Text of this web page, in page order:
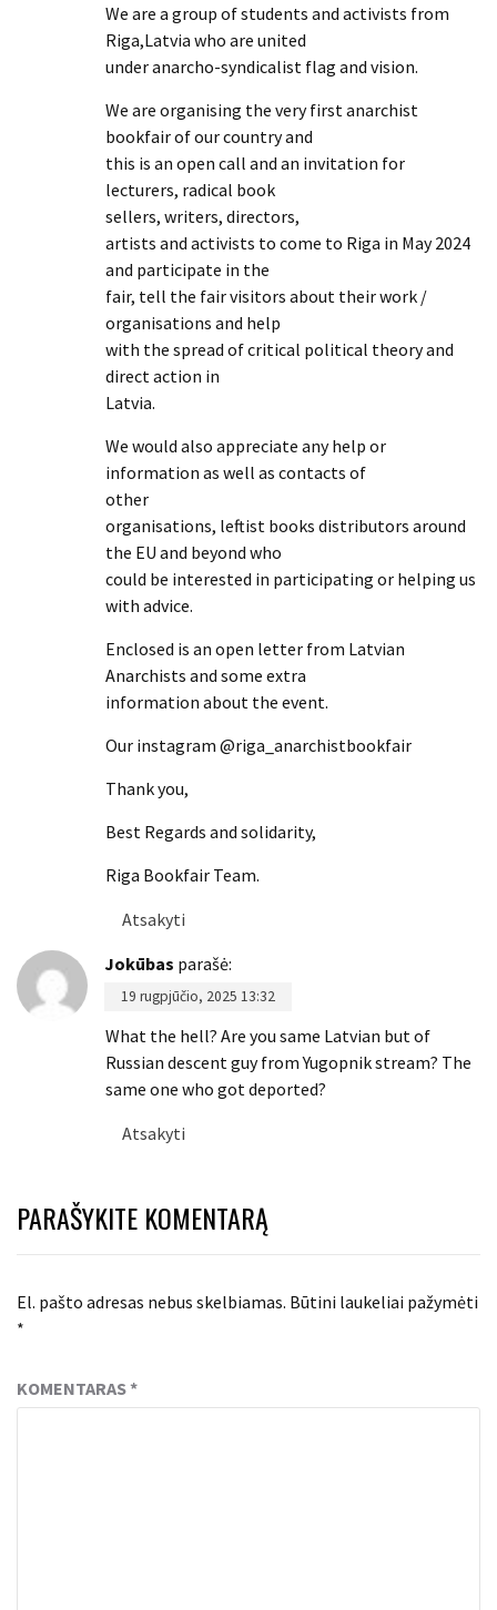
We are a group of students and activists from
Riga,Latvia who are united
under anarcho-syndicalist flag and vision.
We are organising the very first anarchist
bookfair of our country and
this is an open call and an invitation for
lecturers, radical book
sellers, writers, directors,
artists and activists to come to Riga in May 2024
and participate in the
fair, tell the fair visitors about their work /
organisations and help
with the spread of critical political theory and
direct action in
Latvia.
We would also appreciate any help or
information as well as contacts of
other
organisations, leftist books distributors around
the EU and beyond who
could be interested in participating or helping us
with advice.
Enclosed is an open letter from Latvian
Anarchists and some extra
information about the event.
Our instagram @riga_anarchistbookfair
Thank you,
Best Regards and solidarity,
Riga Bookfair Team.
Atsakyti
Jokūbas parašė:
19 rugpjūčio, 2025 13:32
What the hell? Are you same Latvian but of
Russian descent guy from Yugopnik stream? The
same one who got deported?
Atsakyti
PARAŠYKITE KOMENTARĄ
El. pašto adresas nebus skelbiamas. Būtini laukeliai pažymėti
*
KOMENTARAS*